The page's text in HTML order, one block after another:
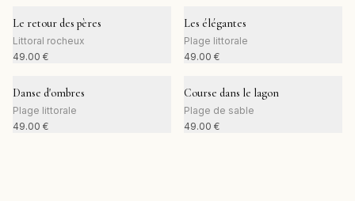
Le retour des pères
Littoral rocheux
49.00 €
Les élégantes
Plage littorale
49.00 €
Danse d'ombres
Plage littorale
49.00 €
Course dans le lagon
Plage de sable
49.00 €